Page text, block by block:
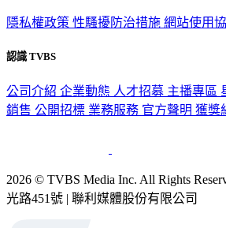
隱私權政策 性騷擾防治措施 網站使用
認識 TVBS
公司介紹 企業動態 人才招募 主播專區
銷售 公開招標 業務服務 官方聲明 獲獎
2026 © TVBS Media Inc. All Rights
光路451號 | 聯利媒體股份有限公司